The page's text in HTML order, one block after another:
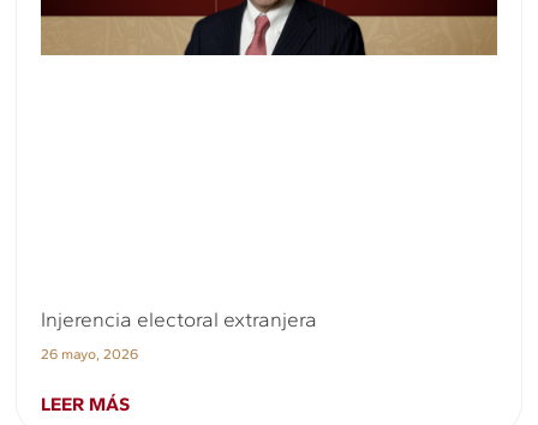
Injerencia electoral extranjera
26 mayo, 2026
LEER MÁS